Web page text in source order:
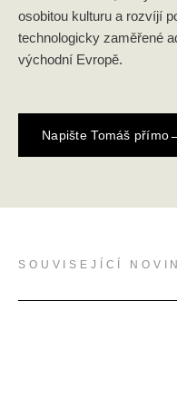
osobitou kulturu a rozvíjí
technologicky zaměřené
východní Evropě.
Napište Tomáš přímo
SOUVISEJÍCÍ